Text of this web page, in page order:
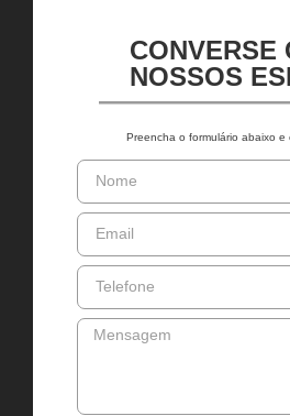
CONVERSE
NOSSOS
Preencha o formulário abaixo